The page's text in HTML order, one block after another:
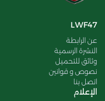
LWF47
عن الرابطة
النشرة الرسمية
وثائق للتحميل
نصوص و قوانين
اتصل بنا
الإعلام